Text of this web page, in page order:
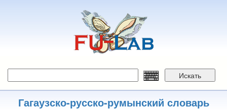
Искать
Гагаузско-русско-румынский словарь